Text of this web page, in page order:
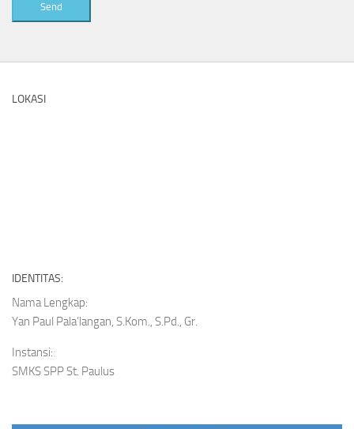
Send
LOKASI
IDENTITAS:
Nama Lengkap:
Yan Paul Pala’langan, S.Kom., S.Pd., Gr.
Instansi:
SMKS SPP St. Paulus